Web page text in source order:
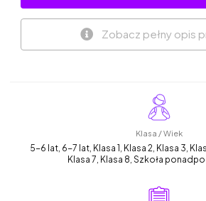
Zobacz pełny opis
Klasa / Wiek
5-6 lat, 6-7 lat, Klasa 1, Klasa 2, Klasa 3,
Klasa 7, Klasa 8, Szkoła